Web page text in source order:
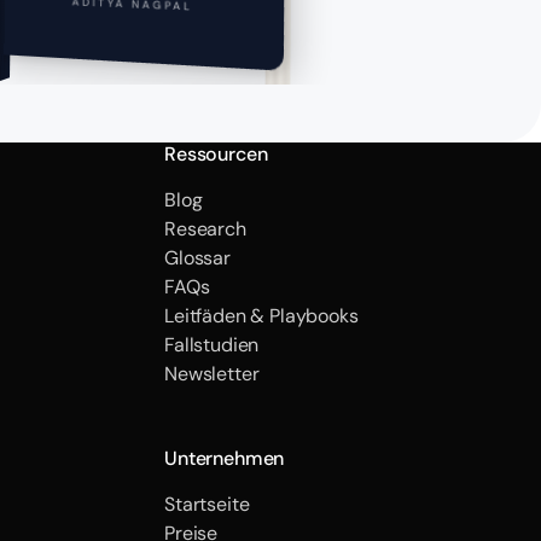
ADITYA NAGPAL
Ressourcen
Blog
Research
Glossar
FAQs
Leitfäden & Playbooks
Fallstudien
Newsletter
Unternehmen
Startseite
Preise